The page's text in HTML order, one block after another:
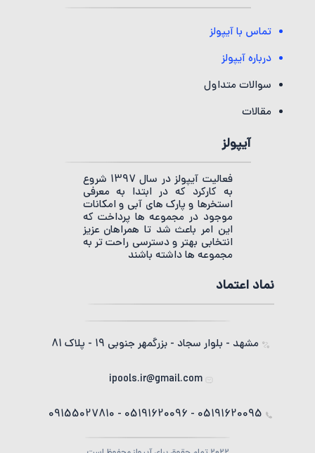
تماس با آیپولز
درباره آیپولز
سوالات متداول
مقالات
آیپولز
فعالیت آیپولز در سال 1397 شروع
به کارکرد که در ابتدا به معرفی
استخرها و پارک های آبی و امکانات
موجود در مجموعه ها پرداخت که
این امر باعث شد تا همراهان عزیز
انتخابی بهتر و دسترسی راحت تر به
مجموعه ها داشته باشند
نماد اعتماد
مشهد - بلوار سجاد - بزرگمهر جنوبی 19 - پلاک 81
ipools.ir@gmail.com
05191620095 - 05191620096 - 09155027810